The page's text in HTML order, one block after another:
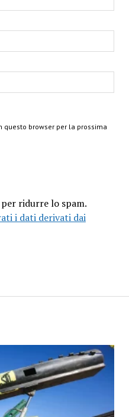
questo browser per la prossima
ridurre lo spam.
i dati derivati dai